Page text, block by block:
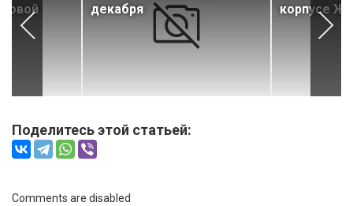
декабря
корпусе
Поделитесь этой статьей:
Comments are disabled